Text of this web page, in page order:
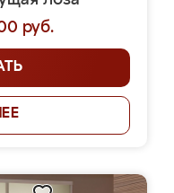
руб.